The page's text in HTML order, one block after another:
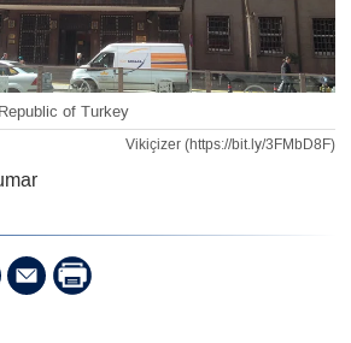
of Turkey
Vikiçizer (https://bit.ly/3FMbD8F)